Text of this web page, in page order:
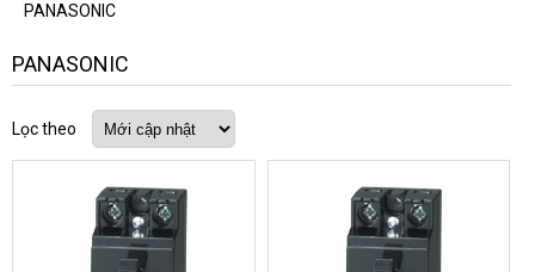
PANASONIC
PANASONIC
Lọc theo